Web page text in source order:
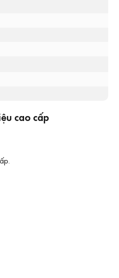
cao cấp